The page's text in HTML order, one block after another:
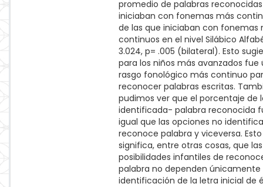
promedio de palabras
iniciaban con fonemas más
de las que iniciaban con fonemas
continuos en el nivel Silábico
3.024, p= .005 (bilateral). Esto
para los niños más avanzados fue
rasgo fonológico más continuo
reconocer palabras escritas.
pudimos ver que el porcentaje de
identificada- palabra reconocida
igual que las opciones no
reconoce palabra y viceversa. Esto
significa, entre otras cosas, que las
posibilidades infantiles de
palabra no dependen únicamente
identificación de la letra inicial de